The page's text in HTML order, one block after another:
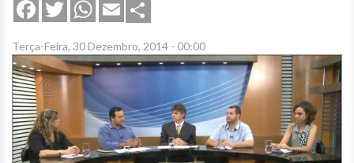
FacebookTwitterWhatsApp
Email
Terça-Feira, 30 Dezembro, 2014 - 00:00